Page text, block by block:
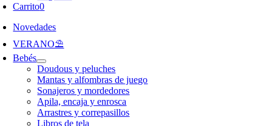
Carrito0
Novedades
VERANO⛱️​
Bebés
Doudous y peluches
Mantas y alfombras de juego
Sonajeros y mordedores
Apila, encaja y enrosca
Arrastres y correpasillos
Libros de tela